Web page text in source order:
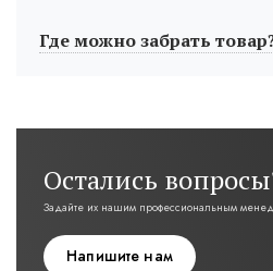
Где можно забрать
Остались
Задайте их нашим профессиональным
Напишите нам